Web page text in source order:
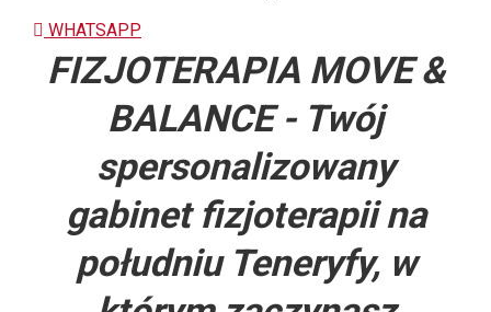
WHATSAPP
FIZJOTERAPIA MOVE &
BALANCE - Twój
spersonalizowany
gabinet fizjoterapii na
południu Teneryfy, w